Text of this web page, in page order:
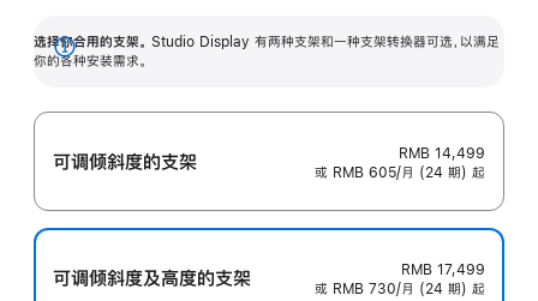
选择你合用的支架。 Studio Display 有两种支架和一种支架转换器可选，以满足
你的各种安装需求。
展
可调倾斜度的支架
RMB 14,499
或 RMB 605/月 (24 期) 起
可调倾斜度及高‍度的支‍架
RMB 17,499
或 RMB 730/月 (24 期) 起